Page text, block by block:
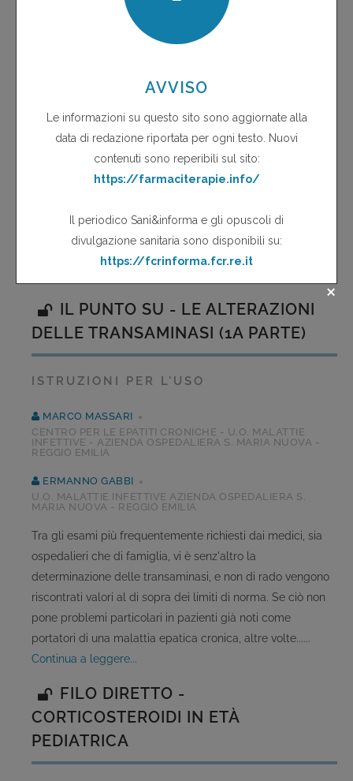
VACCINO CONTRO LE INFEZIONI DA
PNEUMOCOCCO
LUISELLA GRANDORI
PEDIATRA DI COMUNITÀ AZIENDA USL - MODENA
PIETRO RAGNI
DIREZIONE SANITARIA AZIENDA USL - REGGIO EMILIA
batterio capsulato, tipicamente extracellulare, del quale
sono stati finora identificati più di 90 sierotipi, alcuni dei
quali dotati di ......
IL PUNTO SU - LE ALTERAZIONI
DELLE TRANSAMINASI (1A PARTE)
ISTRUZIONI PER L'USO
MARCO MASSARI
CENTRO PER LE EPATITI CRONICHE - U.O. MALATTIE
INFETTIVE - AZIENDA OSPEDALIERA S. MARIA NUOVA -
REGGIO EMILIA
ERMANNO GABBI
U.O. MALATTIE INFETTIVE AZIENDA OSPEDALIERA S.
MARIA NUOVA - REGGIO EMILIA
Tra gli esami più frequentemente richiesti dai medici, sia
ospedalieri che di famiglia, vi è senz'altro la
determinazione delle transaminasi, e non di rado vengono
riscontrati valori al di sopra dei limiti di norma. Se ciò non
pone problemi particolari in pazienti già noti come
portatori di una malattia epatica cronica, altre volte......
continua a leggere...
FILO DIRETTO -
CORTICOSTEROIDI IN ETÀ
PEDIATRICA